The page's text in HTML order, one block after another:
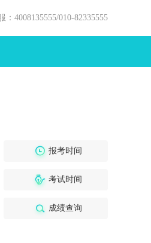
：4008135555/010-82335555
报考时间
考试时间
成绩查询